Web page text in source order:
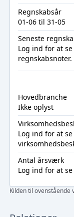
Regnskabsår
01-06 til 31-05
Seneste
Log ind for at
regnskabsnoter.
Hovedbranche
Ikke oplyst
Log ind for at
Antal årsværk
Log ind for at
Kilden til ovenstående